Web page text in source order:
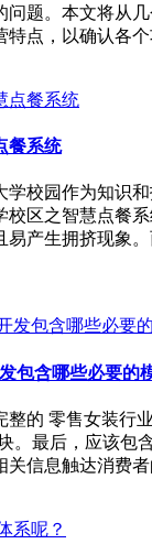
问题。本文将从
特点，以确认各
餐系统
学校园作为知识
校区之智慧点餐
易产生拥挤现象
包含哪些必要的
整的 零售女装行
。最后，应该
关信息触达消费